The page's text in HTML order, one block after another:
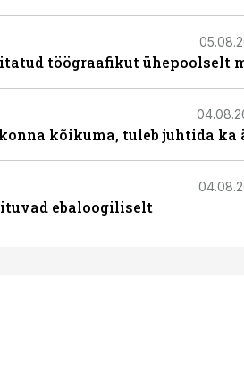
töögraafikut ühepoolselt
kõikuma, tuleb juhtida ka
ebaloogiliselt